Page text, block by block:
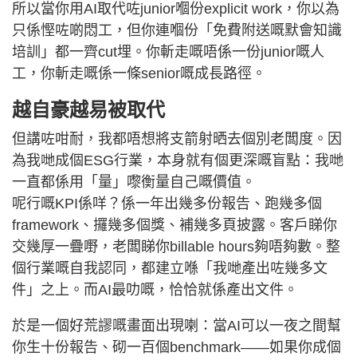
所以當你用AI取代咗junior嗰份explicit work，你以為
只係慳咗啲悶工，但你連嗰份「免費附送嘅默會知識
培訓」都一齊cut埋。你斬走嘅唔係一份junior嘅人
工，你斬走嘅係一條senior嘅成長路徑。
越自豪越易被取代
但講咗咁耐，我都唔想將支箭射晒去個別老闆度。因
為我哋成個ESG行業，本身就有個更深嘅盲點：我哋
一直都係用「量」嚟衡量自己嘅價值。
呢行嘅KPI係咩？係一年出幾多份報告、跑幾多個
framework、攞幾多個獎、補幾多頁披露。客戶睇你
交幾厚一疊嘢，老闆睇你billable hours夠唔夠數。整
個行業嘅自我認同，都建立喺「我哋產出咗幾多文
件」之上。而AI最叻嘅，恰恰就係產出文件。
於是一個好荒謬嘅畫面出現喇：當AI可以一夜之間幫
你生十份報告、砌一百個benchmark——如果你成個